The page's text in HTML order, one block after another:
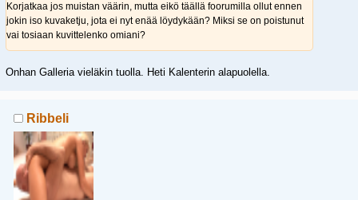
Korjatkaa jos muistan väärin, mutta eikö täällä foorumilla ollut ennen
jokin iso kuvaketju, jota ei nyt enää löydykään? Miksi se on poistunut
vai tosiaan kuvittelenko omiani?
Onhan Galleria vieläkin tuolla. Heti Kalenterin alapuolella.
Ribbeli